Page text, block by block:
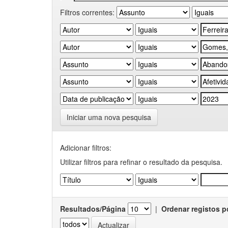
Filtros correntes:
Iniciar uma nova pesquisa
Adicionar filtros:
Utilizar filtros para refinar o resultado da pesquisa.
Resultados/Página | Ordenar registos